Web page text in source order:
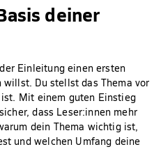
deiner
Einleitung einen ersten
Du stellst das Thema vor
Mit einem guten Einstieg
dass Leser:innen mehr
dein Thema wichtig ist,
und welchen Umfang deine